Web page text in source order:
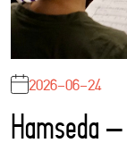
2026-06-24
Hamseda